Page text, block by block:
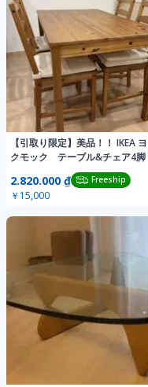
【引取り限定】美品！！ IKEA
クモック テーブル&チェア4
2.820.000 ₫ Freeship
￥15,000